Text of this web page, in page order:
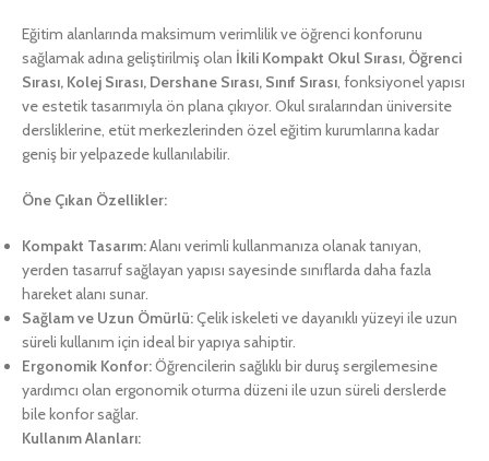
Eğitim alanlarında maksimum verimlilik ve öğrenci konforunu
sağlamak adına geliştirilmiş olan İkili Kompakt Okul Sırası, Öğrenci
Sırası, Kolej Sırası, Dershane Sırası, Sınıf Sırası, fonksiyonel yapısı
ve estetik tasarımıyla ön plana çıkıyor. Okul sıralarından üniversite
dersliklerine, etüt merkezlerinden özel eğitim kurumlarına kadar
geniş bir yelpazede kullanılabilir.
Öne Çıkan Özellikler:
Kompakt Tasarım:Alanı verimli kullanmanıza olanak tanıyan,
yerden tasarruf sağlayan yapısı sayesinde sınıflarda daha fazla
hareket alanı sunar.
Sağlam ve Uzun Ömürlü:Çelik iskeleti ve dayanıklı yüzeyi ile uzun
süreli kullanım için ideal bir yapıya sahiptir.
Ergonomik Konfor:Öğrencilerin sağlıklı bir duruş sergilemesine
yardımcı olan ergonomik oturma düzeni ile uzun süreli derslerde
bile konfor sağlar.
Kullanım Alanları: